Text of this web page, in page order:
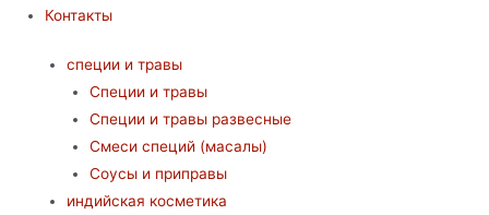
Контакты
специи и травы
Специи и травы
Специи и травы развесные
Смеси специй (масалы)
Соусы и приправы
индийская косметика